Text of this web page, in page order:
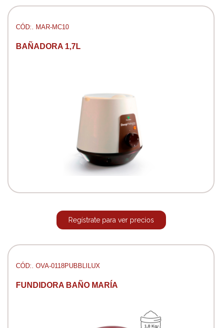
CÓD:. MAR-MC10
BAÑADORA 1,7L
Regístrate para ver precios
CÓD:. OVA-0118PUBBLILUX
FUNDIDORA BAÑO MARÍA